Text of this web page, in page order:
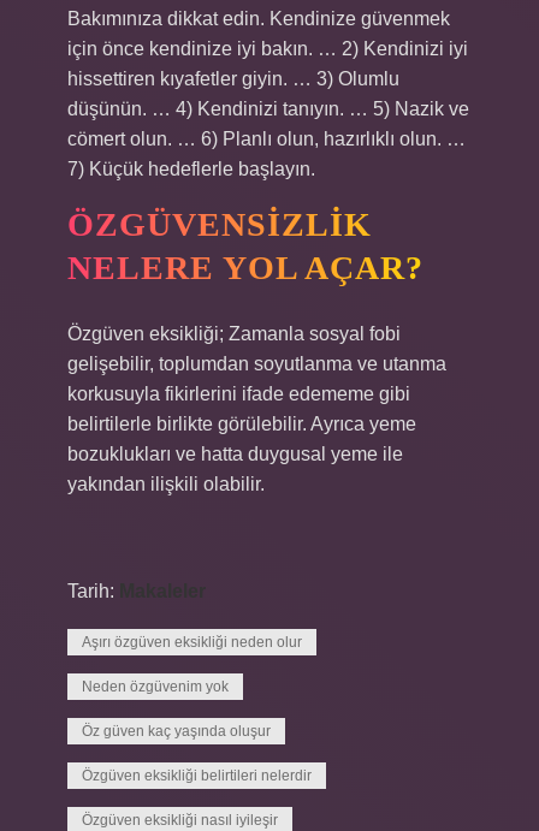
Bakımınıza dikkat edin. Kendinize güvenmek
için önce kendinize iyi bakın. … 2) Kendinizi iyi
hissettiren kıyafetler giyin. … 3) Olumlu
düşünün. … 4) Kendinizi tanıyın. … 5) Nazik ve
cömert olun. … 6) Planlı olun, hazırlıklı olun. …
7) Küçük hedeflerle başlayın.
ÖZGÜVENSIZLIK
NELERE YOL AÇAR?
Özgüven eksikliği; Zamanla sosyal fobi
gelişebilir, toplumdan soyutlanma ve utanma
korkusuyla fikirlerini ifade edememe gibi
belirtilerle birlikte görülebilir. Ayrıca yeme
bozuklukları ve hatta duygusal yeme ile
yakından ilişkili olabilir.
Tarih:
Aşırı özgüven eksikliği neden olur
Neden özgüvenim yok
Öz güven kaç yaşında oluşur
Özgüven eksikliği belirtileri nelerdir
Özgüven eksikliği nasıl iyileşir